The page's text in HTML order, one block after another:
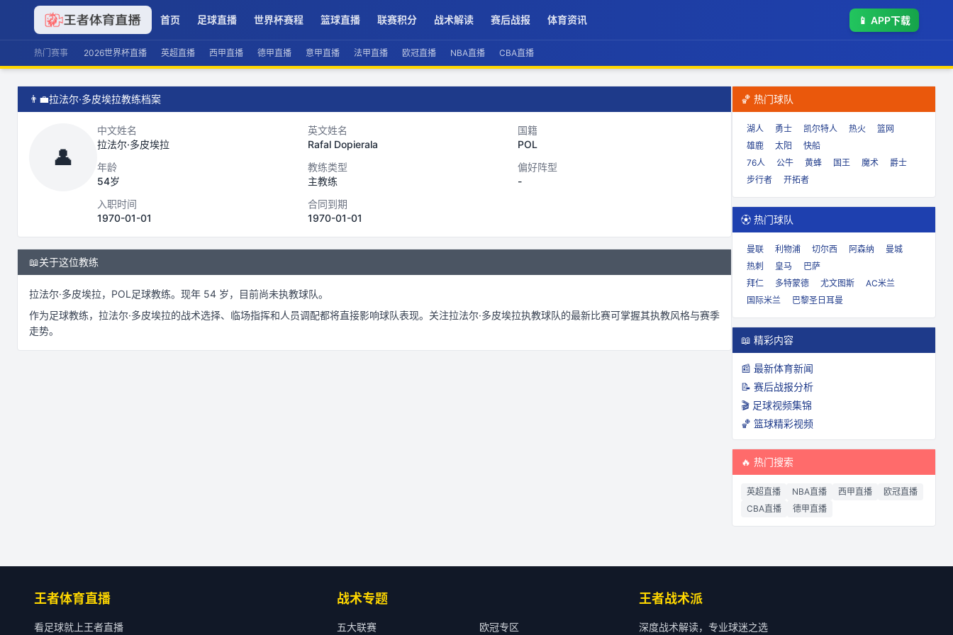
首页 足球直播 世界杯赛程 篮球直播 联赛积分 战术解读 赛后战报 体育资讯 📱 APP下载
热门赛事 2026世界杯直播 英超直播 西甲直播 德甲直播 意甲直播 法甲直播 欧冠直播 NBA直播 CBA直播
👨‍💼拉法尔·多皮埃拉教练档案
👤
中文姓名
拉法尔·多皮埃拉
英文姓名
Rafal Dopierala
国籍
POL
年龄
54岁
教练类型
主教练
偏好阵型
-
入职时间
1970-01-01
合同到期
1970-01-01
📖关于这位教练
拉法尔·多皮埃拉， POL 足球教练。 现年 54 岁，
目前尚未执教球队。
作为足球教练， 拉法尔·多皮埃拉的战术选择、临场指挥和人员调配都将直接影响球队表现。关注拉法尔·多皮埃拉执教球队的最新比赛可掌握其执教风格与赛季
走势。
🏀 热门球队
湖人 勇士 凯尔特人 热火
篮网
雄鹿
太阳
快船
76人
公牛 黄蜂 国王 魔术
爵士
步行者
开拓者
⚽ 热门球队
曼联 利物浦 切尔西 阿森纳
曼城
热刺
皇马
巴萨
拜仁
多特蒙德 尤文图斯
AC米兰
国际米兰
巴黎圣日耳曼
📖 精彩内容
📰 最新体育新闻
📝 赛后战报分析
🎬 足球视频集锦
🏀 篮球精彩视频
🔥 热门搜索
英超直播 NBA直播 西甲直播
欧冠直播
CBA直播
德甲直播
王者体育直播
看足球就上王者直播
战术专题
五大联赛 欧冠专区
王者战术派
深度战术解读，专业球迷之选